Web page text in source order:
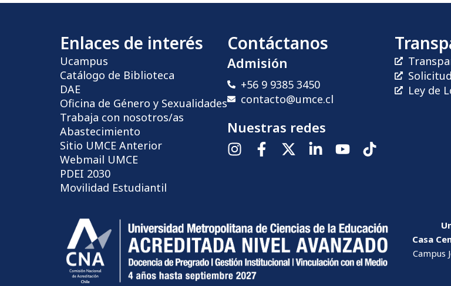
Enlaces de interés
Ucampus
Catálogo de Biblioteca
DAE
Oficina de Género y Sexualidades
Trabaja con nosotros/as
Abastecimiento
Sitio UMCE Anterior
Webmail UMCE
PDEI 2030
Movilidad Estudiantil
Contáctanos
Admisión
+56 9 9385 3450
contacto@umce.cl
Nuestras redes
Ley de
Casa
Campus